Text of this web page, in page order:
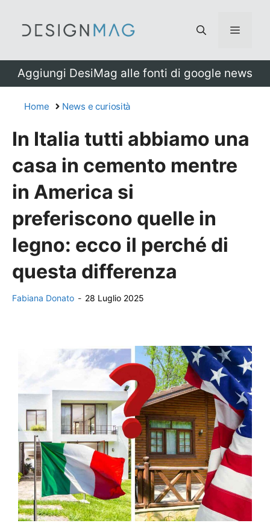
Menu
Aggiungi DesiMag alle fonti di google news
Home News e curiosità
In Italia tutti abbiamo una
casa in cemento mentre
in America si
preferiscono quelle in
legno: ecco il perché di
questa differenza
Fabiana Donato - 28 Luglio 2025